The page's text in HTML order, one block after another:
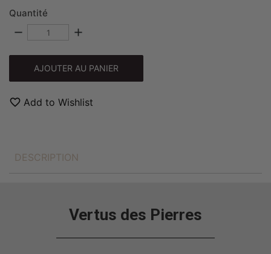
Quantité
remove add
AJOUTER AU PANIER
favorite_border Add to Wishlist
DESCRIPTION
Vertus des Pierres